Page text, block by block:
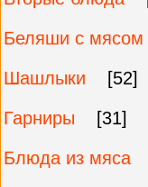
Беляши с мясом
Шашлыки
[52]
Гарниры
[31]
Блюда из мяса